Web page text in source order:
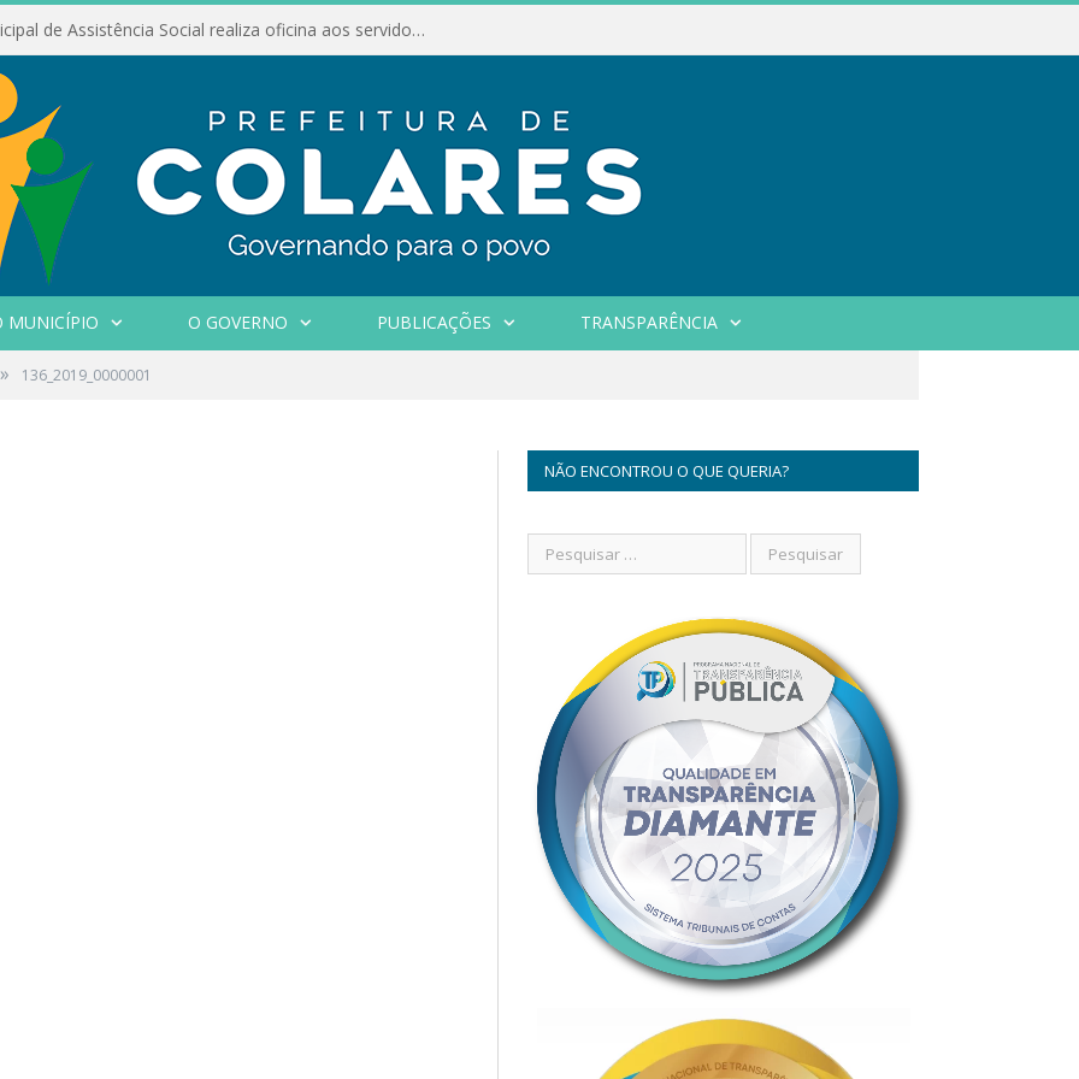
Conselho Municipal de Assistência Social realiza oficina aos servidores
MUNICÍPIO O GOVERNO PUBLICAÇÕES TRANSPARÊNCIA
» 136_2019_0000001
NÃO ENCONTROU O QUE QUERIA?